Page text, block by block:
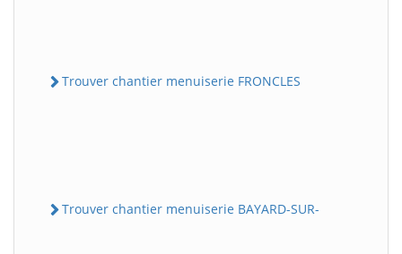
Trouver chantier menuiserie FRONCLES
Trouver chantier menuiserie BAYARD-SUR-